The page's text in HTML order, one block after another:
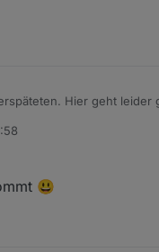
Hier geht
😃